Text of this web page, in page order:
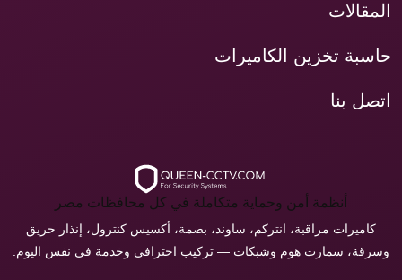
المقالات
حاسبة تخزين الكاميرات
اتصل بنا
أنظمة أمن وحماية متكاملة في كل محافظات مصر
كاميرات مراقبة، انتركم، ساوند، بصمة، أكسيس كنترول، إنذار حريق
وسرقة، سمارت هوم وشبكات — تركيب احترافي وخدمة في نفس اليوم.